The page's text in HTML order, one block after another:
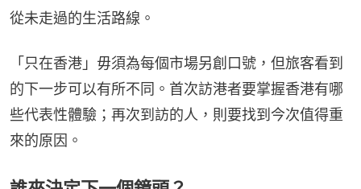
從未走過的生活路線。
「只在香港」毋須為每個市場另創口號，但旅客看到
的下一步可以有所不同。首次訪港者要掌握香港有哪
些代表性體驗；再次到訪的人，則要找到今次值得重
來的原因。